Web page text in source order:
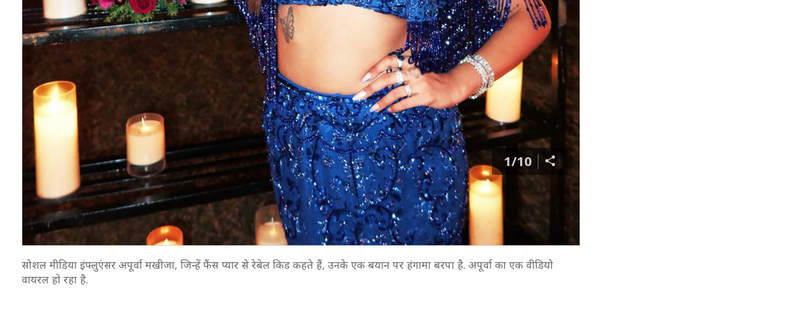
1/10
सोशल मीडिया इंफ्लुएंसर अपूर्वा मखीजा, जिन्हें फैंस प्यार से रेबेल किड कहते हैं, उनके एक बयान पर हंगामा बरपा है. अपूर्वा का एक वीडियो
वायरल हो रहा है.